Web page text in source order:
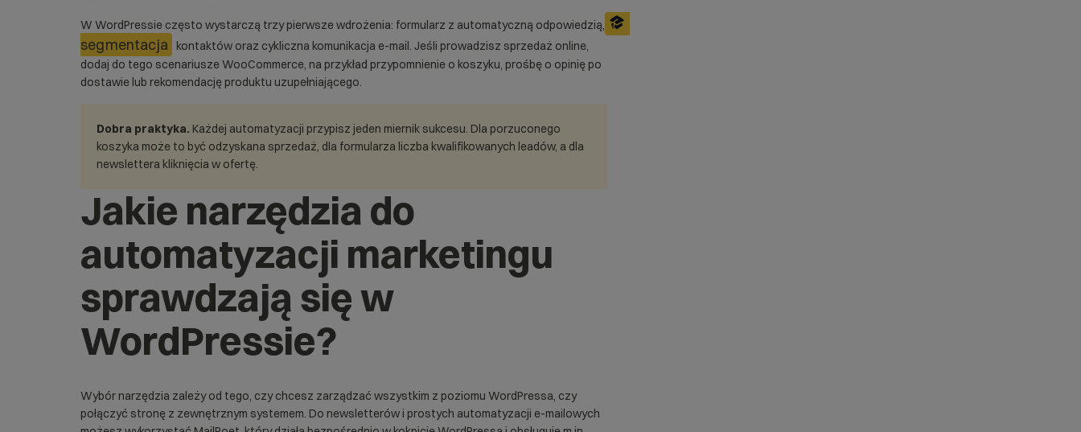
W WordPressie często wystarczą trzy pierwsze wdrożenia: formularz z automatyczną odpowiedzią,
segmentacja
kontaktów oraz cykliczna komunikacja e-mail. Jeśli prowadzisz sprzedaż online,
dodaj do tego scenariusze WooCommerce, na przykład przypomnienie o koszyku, prośbę o opinię po
dostawie lub rekomendację produktu uzupełniającego.
Dobra praktyka. Każdej automatyzacji przypisz jeden miernik sukcesu. Dla porzuconego
koszyka może to być odzyskana sprzedaż, dla formularza liczba kwalifikowanych leadów, a dla
newslettera kliknięcia w ofertę.
Jakie narzędzia do
automatyzacji marketingu
sprawdzają się w
WordPressie?
Wybór narzędzia zależy od tego, czy chcesz zarządzać wszystkim z poziomu WordPressa, czy
połączyć stronę z zewnętrznym systemem. Do newsletterów i prostych automatyzacji e-mailowych